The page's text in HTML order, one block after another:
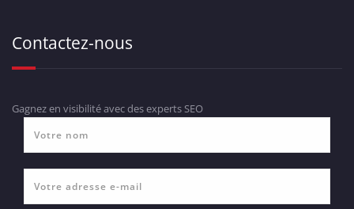
Contactez-nous
Gagnez en visibilité avec des experts SEO